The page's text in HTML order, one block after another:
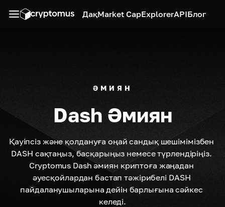
ДақMarket CapExplorerAPIБлог
ӘМИЯН
Dash Әмиян
Қауіпсіз және қолдануға оңай сандық шешімімізбен
DASH сақтаңыз, басқарыңыз немесе түрлендіріңіз.
Cryptomus Dash әмиян криптоға жаңадан
әуесқойлардан бастап тәжірибелі DASH
пайдаланушыларына дейін барлығына сәйкес
келеді.